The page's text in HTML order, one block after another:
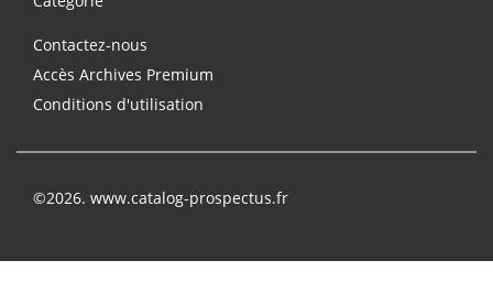
Contactez-nous
Accès Archives Premium
Conditions d'utilisation
©2026. www.catalog-prospectus.fr